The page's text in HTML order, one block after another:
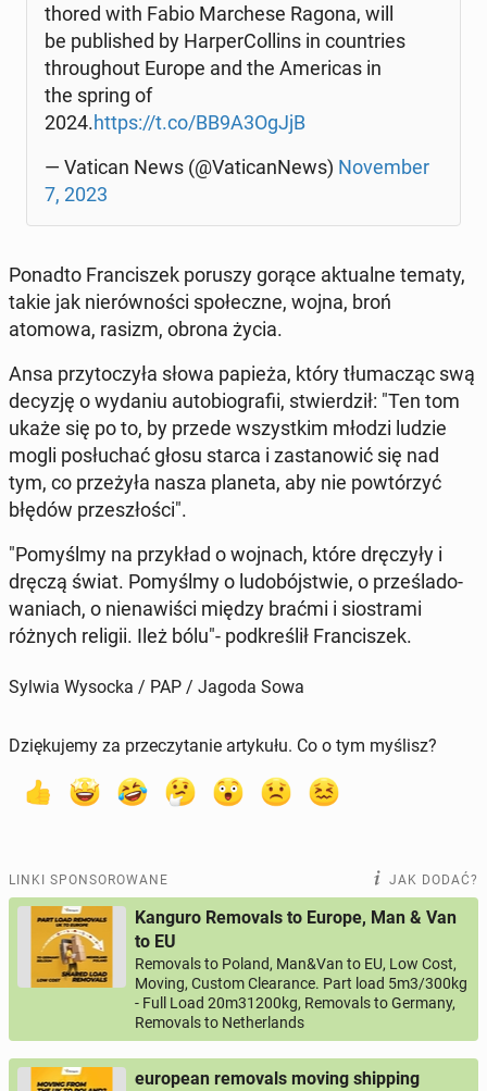
tho­red with Fabio Mar­che­se Ragona, will
be pu­bli­shed by Har­per­Col­lins in co­un­tries
thro­ugho­ut Europe and the Ame­ri­cas in
the spring of
2024.https://t.co/BB9A3OgJjB
— Vatican News (@Va­ti­can­News) No­vem­ber
7, 2023
Ponadto Fran­ci­szek poruszy gorące ak­tu­al­ne tematy,
takie jak nie­rów­no­ści spo­łecz­ne, wojna, broń
atomowa, rasizm, obrona życia.
Ansa przy­to­czy­ła słowa papieża, który tłu­ma­cząc swą
decyzję o wydaniu au­to­bio­gra­fii, stwier­dził: "Ten tom
ukaże się po to, by przede wszyst­kim młodzi ludzie
mogli po­słu­chać głosu starca i za­sta­no­wić się nad
tym, co prze­ży­ła nasza planeta, aby nie po­wtó­rzyć
błędów prze­szło­ści".
"Po­myśl­my na przy­kład o wojnach, które drę­czy­ły i
dręczą świat. Po­myśl­my o lu­do­bój­stwie, o prze­śla­do­
wa­niach, o nie­na­wi­ści między braćmi i sio­stra­mi
różnych religii. Ileż bólu"- pod­kre­ślił Fran­ci­szek.
Sylwia Wysocka / PAP / Jagoda Sowa
Dziękujemy za przeczytanie artykułu. Co o tym myślisz?
LINKI SPONSOROWANE JAK DODAĆ?
Kanguro Removals to Europe, Man & Van
to EU
Removals to Poland, Man&Van to EU, Low Cost,
Moving, Custom Clearance. Part load 5m3/300kg
- Full Load 20m31200kg, Removals to Germany,
Removals to Netherlands
european removals moving shipping